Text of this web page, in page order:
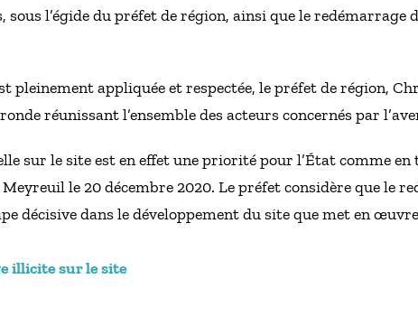
l’égide du préfet de région, ainsi que le redémarrage
pleinement appliquée et respectée, le préfet de région,
réunissant l’ensemble des acteurs concernés par
sur le site est en effet une priorité pour l’État comme
le 20 décembre 2020. Le préfet considère que le
décisive dans le développement du site que met en
illicite sur le site